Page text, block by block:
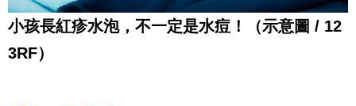
小孩長紅疹水泡，不一定是水痘！（示意圖 / 12
3RF）